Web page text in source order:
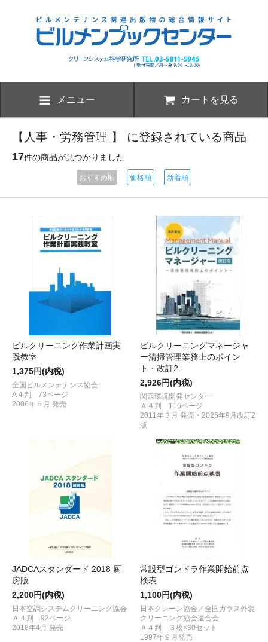
メニュー カートを見る
【人事・労務管理 】 に登録されている商品
17件の商品が見つかりました
おすすめ順 価格順 新着順
ビルクリーニング作業計画実
践教室
1,375円(内税)
全国ビルメンテナンス協会
A４判 73ページ
2006年５月 発売
ビルクリーニングマネージャ
ー清掃管理業務上のポイン
ト・改訂2
2,926円(内税)
関西環境開発センター
Ａ４判 116ページ
2011年３月 発売・2025年9月改訂2
版
JADCAスタンダード 2018 厨
房版
2,200円(内税)
日本空調システムクリーニング協会
Ａ４判 92ページ
2018年4月 発売
常設型ゴンドラ作業開始前点
検表
1,100円(内税)
日本クレーン協会／全国ガラス外装
クリーニング協会連合会
Ａ４判 ３枚×30セット
1997年９月発売